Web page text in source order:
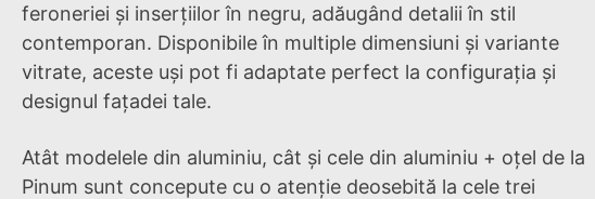
feroneriei și inserțiilor în negru, adăugând detalii în stil
contemporan. Disponibile în multiple dimensiuni și variante
vitrate, aceste uși pot fi adaptate perfect la configurația și
designul fațadei tale.
Atât modelele din aluminiu, cât și cele din aluminiu + oțel de la
Pinum sunt concepute cu o atenție deosebită la cele trei